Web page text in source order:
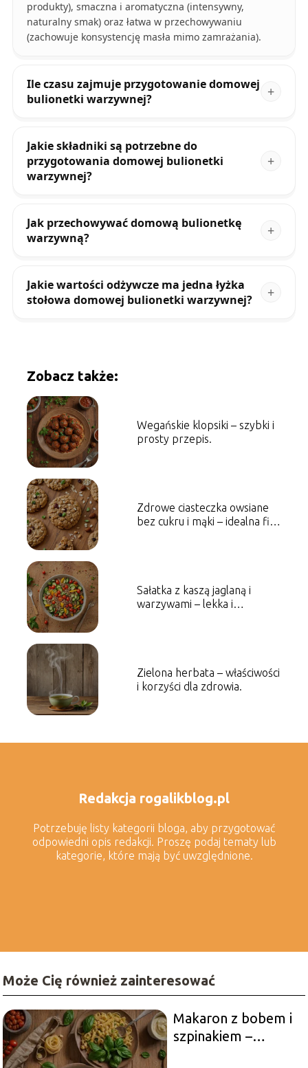
produkty), smaczna i aromatyczna (intensywny,
naturalny smak) oraz łatwa w przechowywaniu
(zachowuje konsystencję masła mimo zamrażania).
Ile czasu zajmuje przygotowanie domowej
bulionetki warzywnej?
Jakie składniki są potrzebne do
przygotowania domowej bulionetki
warzywnej?
Jak przechowywać domową bulionetkę
warzywną?
Jakie wartości odżywcze ma jedna łyżka
stołowa domowej bulionetki warzywnej?
Zobacz także:
Wegańskie klopsiki – szybki i
prosty przepis.
Zdrowe ciasteczka owsiane
bez cukru i mąki – idealna fit
Sałatka z kaszą jaglaną i
warzywami – lekka i
Zielona herbata – właściwości
i korzyści dla zdrowia.
Redakcja rogalikblog.pl
Potrzebuję listy kategorii bloga, aby przygotować
odpowiedni opis redakcji. Proszę podaj tematy lub
kategorie, które mają być uwzględnione.
Może Cię również zainteresować
Makaron z bobem i
szpinakiem –